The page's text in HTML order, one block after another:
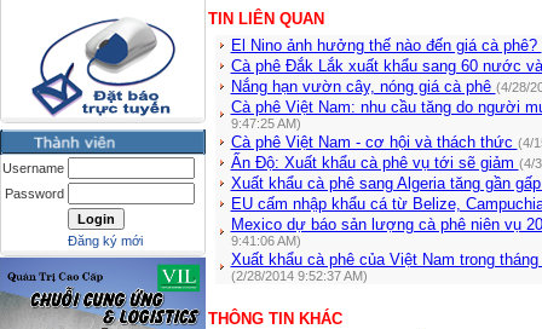
Username
Password
Đăng ký mới
TIN LIÊN QUAN
El Nino ảnh hưởng thế nào đến giá cà phê?
Cà phê Đắk Lắk xuất khẩu sang 60 nước
Nắng hạn vườn cây, nóng giá cà phê (4/28/
Cà phê Việt Nam: nhu cầu tăng do người
9:47:25 AM)
Cà phê Việt Nam - cơ hội và thách thức (4/
Ấn Độ: Xuất khẩu cà phê vụ tới sẽ giảm (4/
Xuất khẩu cà phê sang Algeria tăng gần
EU cấm nhập khẩu cá từ Belize,
Mexico dự báo sản lượng cà phê niên vụ
9:41:06 AM)
Xuất khẩu cà phê của Việt Nam trong
(2/28/2014 9:52:37 AM)
THÔNG TIN KHÁC